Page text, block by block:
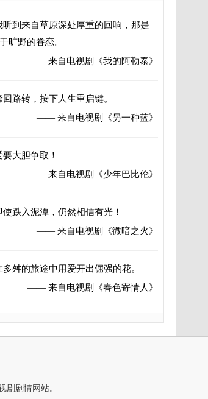
听到来自草原深处厚重的回响，那是
旷野的眷恋。
—— 来自电视剧
《我的阿勒泰》
回路转，按下人生重启键。
—— 来自电视剧
《另一种蓝》
要大胆争取！
—— 来自电视剧
《少年巴比伦》
使跌入泥潭，仍然相信有光！
—— 来自电视剧
《微暗之火》
多舛的旅途中用爱开出倔强的花。
—— 来自电视剧
《春色寄情人》
剧情网站。